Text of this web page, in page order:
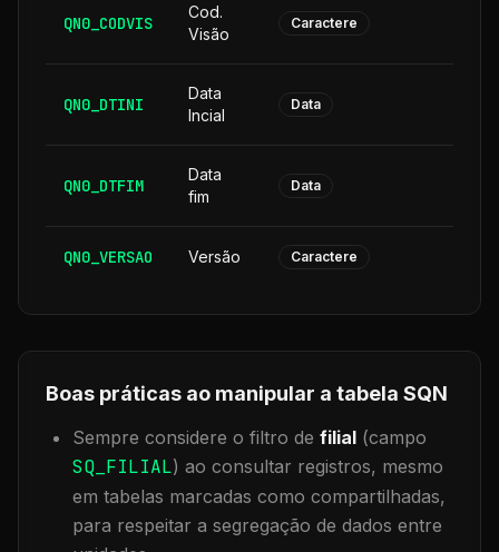
QN0_CODVIS
Cod.
Visão
Caractere
QN0_DTINI
Data
Incial
Data
QN0_DTFIM
Data
fim
Data
QN0_VERSAO Versão Caractere
Boas práticas ao manipular a tabela SQN
Sempre considere o filtro de filial (campo
SQ_FILIAL) ao consultar registros, mesmo
em tabelas marcadas como compartilhadas,
para respeitar a segregação de dados entre